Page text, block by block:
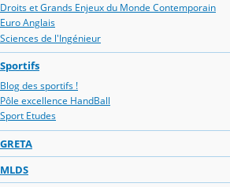
Droits et Grands Enjeux du Monde Contemporain
Euro Anglais
Sciences de l'Ingénieur
Sportifs
Blog des sportifs !
Pôle excellence HandBall
Sport Etudes
GRETA
MLDS